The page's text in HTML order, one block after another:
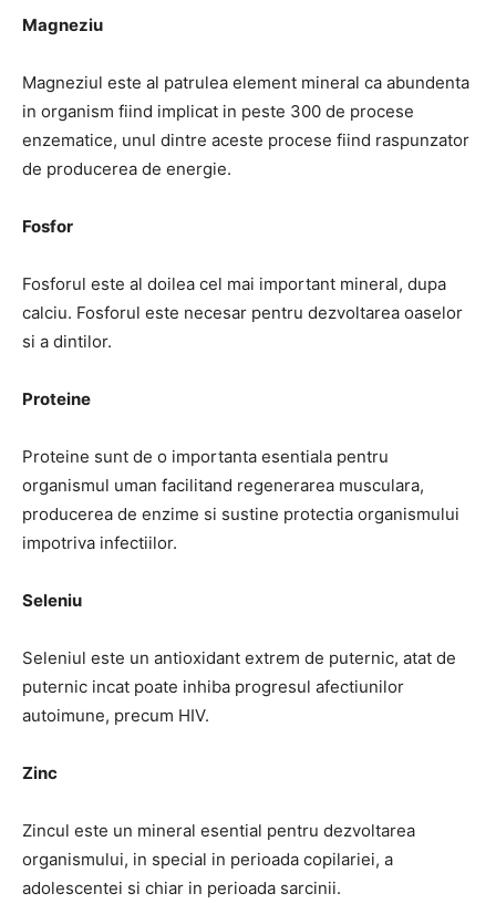
Magneziu
Magneziul este al patrulea element mineral ca abundenta
in organism fiind implicat in peste 300 de procese
enzematice, unul dintre aceste procese fiind raspunzator
de producerea de energie.
Fosfor
Fosforul este al doilea cel mai important mineral, dupa
calciu. Fosforul este necesar pentru dezvoltarea oaselor
si a dintilor.
Proteine
Proteine sunt de o importanta esentiala pentru
organismul uman facilitand regenerarea musculara,
producerea de enzime si sustine protectia organismului
impotriva infectiilor.
Seleniu
Seleniul este un antioxidant extrem de puternic, atat de
puternic incat poate inhiba progresul afectiunilor
autoimune, precum HIV.
Zinc
Zincul este un mineral esential pentru dezvoltarea
organismului, in special in perioada copilariei, a
adolescentei si chiar in perioada sarcinii.